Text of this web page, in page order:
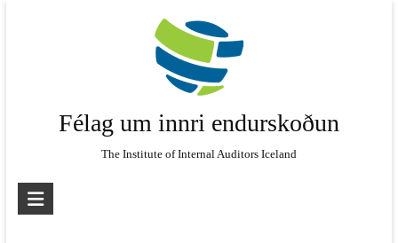
Félag um innri endurskoðun
The Institute of Internal Auditors Iceland